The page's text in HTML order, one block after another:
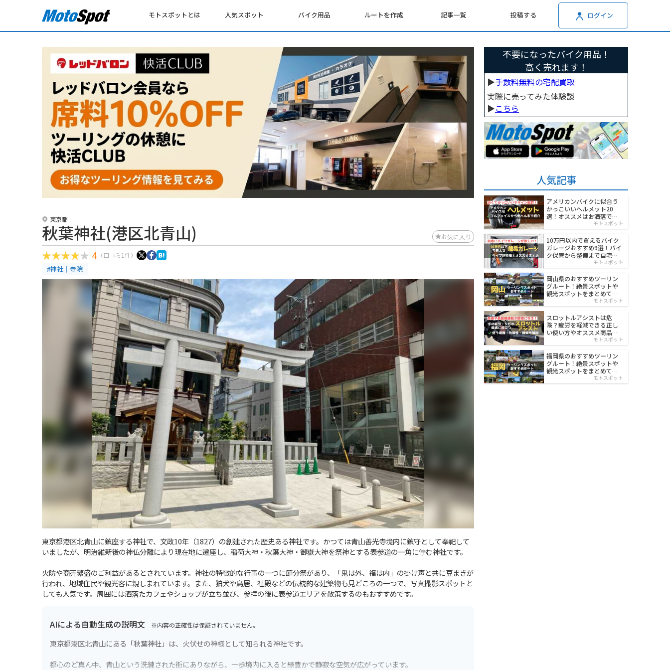
モトスポットとは 人気スポット バイク用品 ルートを作成 記事一覧 投稿する ログイン
東京都
秋葉神社(港区北青山) お気に入り
4 （口コミ1件）
#神社｜寺院
東京都港区北青山に鎮座する神社で、文政10年（1827）の創建された歴史ある神社です。かつては青山善光寺境内に鎮守として奉祀して
いましたが、明治維新後の神仏分離により現在地に遷座し、稲荷大神・秋葉大神・御嶽大神を祭神とする表参道の一角に佇む神社です。
火防や商売繁盛のご利益があるとされています。神社の特徴的な行事の一つに節分祭があり、「鬼は外、福は内」の掛け声と共に豆まきが
行われ、地域住民や観光客に親しまれています。また、狛犬や鳥居、社殿などの伝統的な建築物も見どころの一つで、写真撮影スポットと
しても人気です。周囲には洒落たカフェやショップが立ち並び、参拝の後に表参道エリアを散策するのもおすすめです。
AIによる自動生成の説明文 ※内容の正確性は保証されていません。
東京都港区北青山にある「秋葉神社」は、火伏せの神様として知られる神社です。
都心のど真ん中、青山という洗練された街にありながら、一歩境内に入ると緑豊かで静寂な空気が広がっています。
不要になったバイク用品！
高く売れます！
▶︎手数料無料の宅配買取
実際に売ってみた体験談
▶︎こちら
人気記事
アメリカンバイクに似合う
かっこいいヘルメット20
選！オススメはお洒落でワ
モトスポット
10万円以内で買えるバイク
ガレージおすすめ9選！バイ
ク保管から整備まで自宅で
モトスポット
岡山県のおすすめツーリン
グルート！絶景スポットや
観光スポットをまとめて紹
モトスポット
スロットルアシストは危
険？疲労を軽減できる正し
い使い方やオススメ商品を
モトスポット
福岡県のおすすめツーリン
グルート！絶景スポットや
観光スポットをまとめて紹
モトスポット